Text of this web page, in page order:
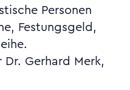
Personen
Festungsgeld,
Gerhard Merk,